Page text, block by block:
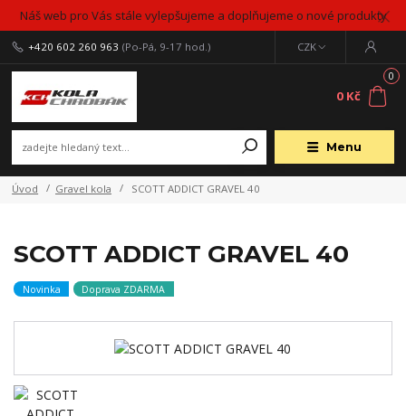
Náš web pro Vás stále vylepšujeme a doplňujeme o nové produkty
Menu
CZK
+420 602 260 963 (Po-Pá, 9-17 hod.)
0
0 Kč
Úvod Gravel kola SCOTT ADDICT GRAVEL 40
SCOTT ADDICT GRAVEL 40
Novinka Doprava ZDARMA